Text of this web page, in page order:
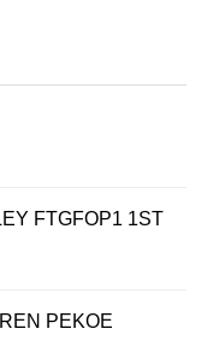
FTGFOP1 1ST
PEKOE